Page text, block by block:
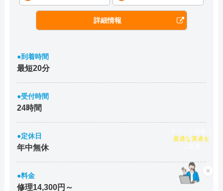
詳細情報
●到着時間
最短20分
●受付時間
24時間
●定休日
年中無休
●料金
修理14,300円～
×
最適な業者を